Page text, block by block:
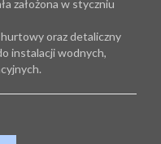
założona w styczniu
oraz detaliczny
instalacji wodnych,